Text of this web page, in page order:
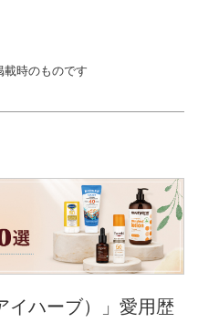
時のものです
イハーブ）」愛用歴